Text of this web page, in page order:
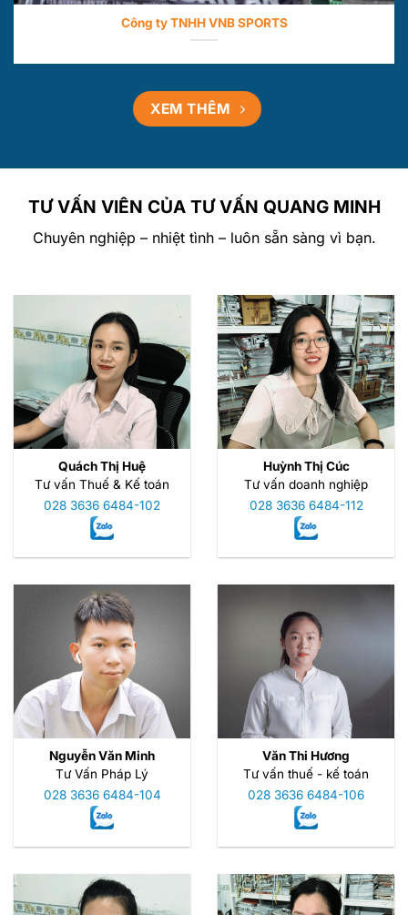
Công ty TNHH VNB SPORTS
XEM THÊM
TƯ VẤN VIÊN CỦA TƯ VẤN QUANG MINH
Chuyên nghiệp – nhiệt tình – luôn sẵn sàng vì bạn.
Quách Thị Huệ
Tư vấn Thuế & Kế toán
028 3636 6484-102
Huỳnh Thị Cúc
Tư vấn doanh nghiệp
028 3636 6484-112
Nguyễn Văn Minh
Tư Vấn Pháp Lý
028 3636 6484-104
Văn Thi Hương
Tư vấn thuế - kế toán
028 3636 6484-106